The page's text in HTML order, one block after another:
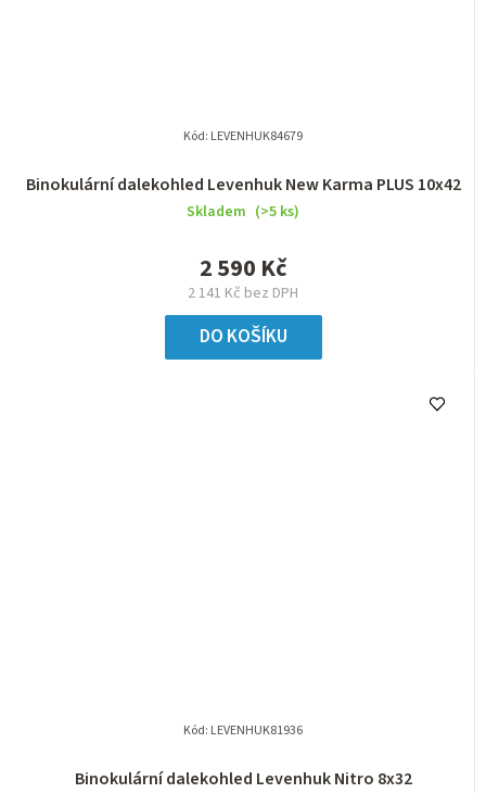
Binokulární dalekohled Levenhuk New Karma PLUS 10x42
Skladem (>5 ks)
2 141 Kč bez DPH
2 590 Kč
DO KOŠÍKU
Kód: LEVENHUK84679
Binokulární dalekohled Levenhuk Nitro 8x32
Kód: LEVENHUK81936